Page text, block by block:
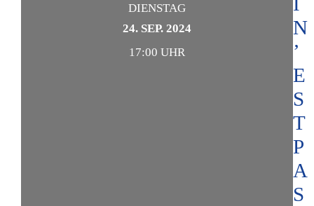
DIENSTAG
24. SEP. 2024
17:00 UHR
N
’
E
S
T
P
A
S